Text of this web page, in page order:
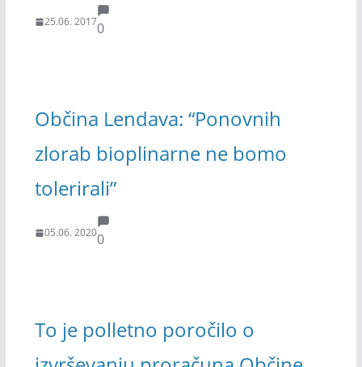
25.06. 20170
Občina Lendava: “Ponovnih
zlorab bioplinarne ne bomo
tolerirali”
05.06. 20200
To je polletno poročilo o